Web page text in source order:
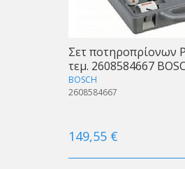
Σετ ποτηροπρίονων
τεμ. 2608584667
BOSCH
2608584667
149,55 €